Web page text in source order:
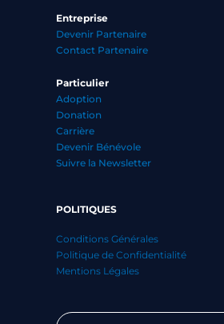
Entreprise
Devenir Partenaire
Contact Partenaire
Particulier
Adoption
Donation
Carrière
Devenir Bénévole
Suivre la Newsletter
POLITIQUES
Conditions Générales
Politique de Confidentialité
Mentions Légales